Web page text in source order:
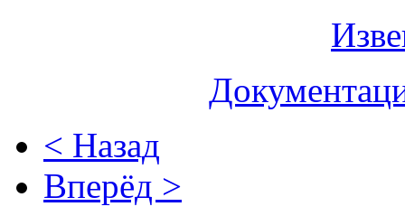
< Назад
Вперёд >